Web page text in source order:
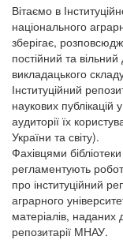
Вітаємо в
національного
зберігає,
постійний та
викладацького
Інституційний
наукових публікацій
аудиторії їх
України та світу).
Фахівцями
регламентують
про інституційний
аграрного
матеріалів, наданих
репозитарії МНАУ.